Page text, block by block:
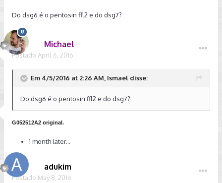
Do dsg6 é o pentosin ffl2 e do dsg7?
Michael
Postado April 6, 2016
Em 4/5/2016 at 2:26 AM, Ismael disse:
Do dsg6 é o pentosin ffl2 e do dsg7?
G052512A2 original.
1 month later...
adukim
Postado May 8, 2016